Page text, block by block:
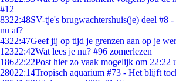
#12
8322:48SV-tje's brugwachtershuis(je) deel #8
nu af?
4322:47Geef jij op tijd je grenzen aan op je
12322:42Wat lees je nu? #96 zomerlezen
18622:22Post hier zo vaak mogelijk om 22:22
28022:14Tropisch aquarium #73 - Het blijft